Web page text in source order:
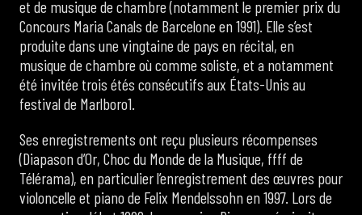
et de musique de chambre (notamment le premier prix du
Concours Maria Canals de Barcelone en 1991). Elle s’est
produite dans une vingtaine de pays en récital, en
musique de chambre où comme soliste, et a notamment
été invitée trois étés consécutifs aux États-Unis au
festival de Marlboro1.
Ses enregistrements ont reçu plusieurs récompenses
(Diapason d’Or, Choc du Monde de la Musique, ffff de
Télérama), en particulier l’enregistrement des œuvres pour
violoncelle et piano de Felix Mendelssohn en 1997. Lors de